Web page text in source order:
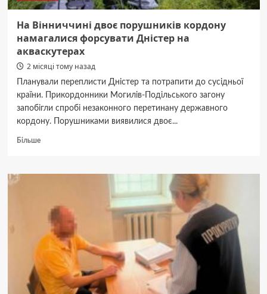
На Вінниччині двоє порушників кордону
намагалися форсувати Дністер на
акваскутерах
2 місяці тому назад
Планували переплисти Дністер та потрапити до сусідньої
країни. Прикордонники Могилів-Подільського загону
запобігли спробі незаконного перетинану державного
кордону. Порушниками виявилися двоє...
БільшеДокладніше
Вінниччині
кордону
намагалися
форсувати
Дністер
акваскутерах